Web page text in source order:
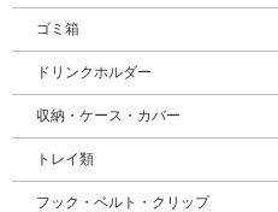
ゴミ箱
ドリンクホルダー
収納・ケース・カバー
トレイ類
フック・ベルト・クリップ